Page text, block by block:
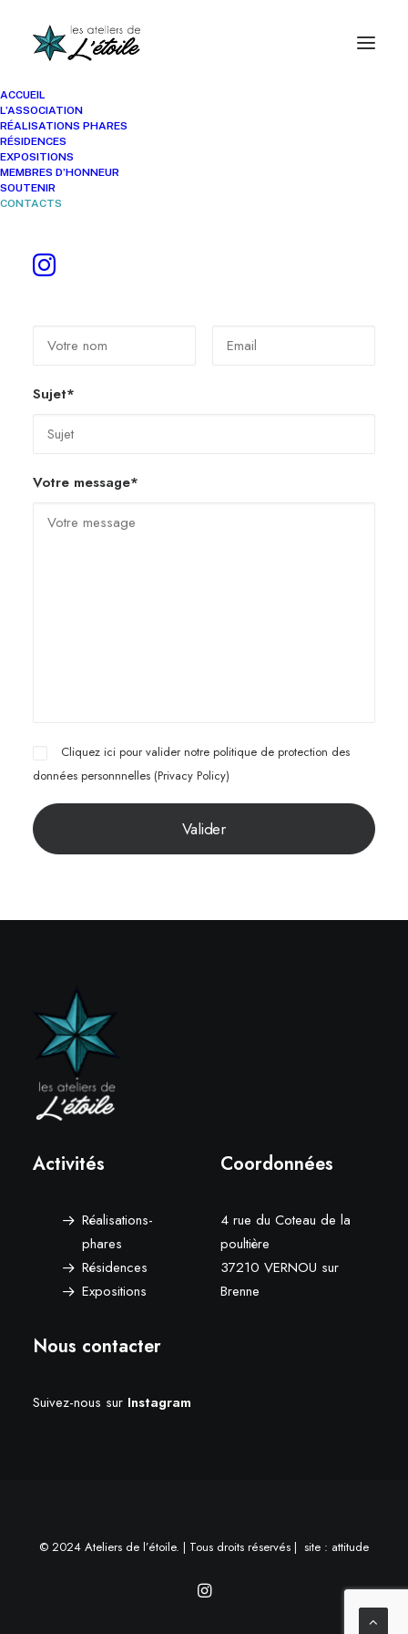
ACCUEIL
L’ASSOCIATION
RÉALISATIONS PHARES
RÉSIDENCES
EXPOSITIONS
MEMBRES D’HONNEUR
SOUTENIR
CONTACTS
Prendre contact avec nous
y répondrons dans les plus brefs délais !
Sujet*
Votre message*
Cliquez ici pour valider notre politique de protection des
données personnnelles (Privacy Policy)
Activités
Réalisations-
phares
Résidences
Expositions
Coordonnées
4 rue du Coteau de la
poultière
37210 VERNOU sur
Brenne
Nous contacter
Suivez-nous sur Instagram
© 2024 Ateliers de l’étoile. | Tous droits réservés | site : attitude